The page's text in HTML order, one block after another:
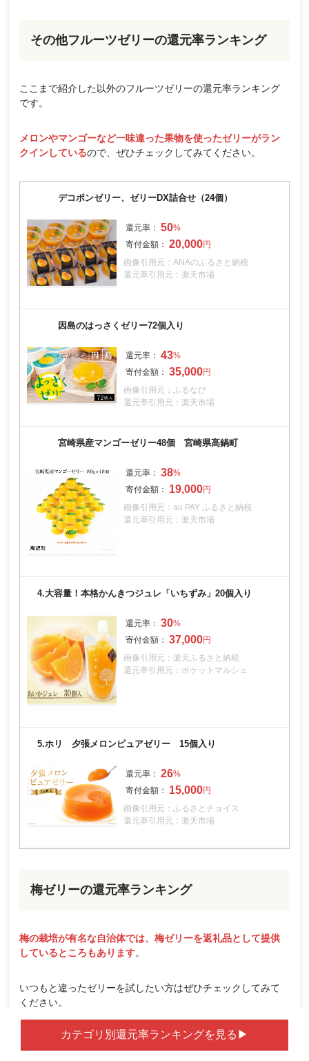
その他フルーツゼリーの還元率ランキング
ここまで紹介した以外のフルーツゼリーの還元率ランキング
です。
メロンやマンゴーなど一味違った果物を使ったゼリーがラン
クインしているので、ぜひチェックしてみてください。
デコポンゼリー、ゼリーDX詰合せ（24個）
50
20,000
画像引用元：ANAのふるさと納税
還元率引用元：楽天市場
因島のはっさくゼリー72個入り
43
35,000
画像引用元：ふるなび
還元率引用元：楽天市場
宮崎県産マンゴーゼリー48個 宮崎県高鍋町
38
19,000
画像引用元：au PAY ふるさと納税
還元率引用元：楽天市場
4.大容量！本格かんきつジュレ「いちずみ」20個入り
30
37,000
画像引用元：楽天ふるさと納税
還元率引用元：ポケットマルシェ
5.ホリ 夕張メロンピュアゼリー 15個入り
26
15,000
画像引用元：ふるさとチョイス
還元率引用元：楽天市場
梅ゼリーの還元率ランキング
梅の栽培が有名な自治体では、梅ゼリーを返礼品として提供
しているところもあります。
いつもと違ったゼリーを試したい方はぜひチェックしてみて
ください。